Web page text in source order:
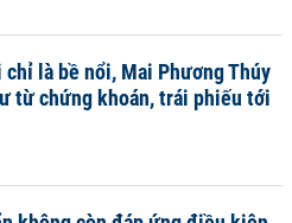
chỉ là bề nổi, Mai Phương Thúy
từ chứng khoán, trái phiếu tới